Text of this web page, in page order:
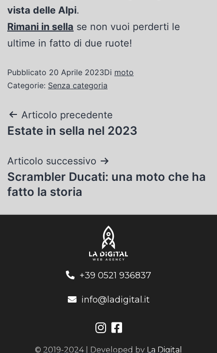
vista delle Alpi.
Rimani in sella se non vuoi perderti le
ultime in fatto di due ruote!
Pubblicato 20 Aprile 2023Di moto
Categorie: Senza categoria
Articolo precedente
Estate in sella nel 2023
Articolo successivo
Scrambler Ducati: una moto che ha
fatto la storia
+39 0521 936837
info@ladigital.it
© 2019-2024 | Developed by La Digital